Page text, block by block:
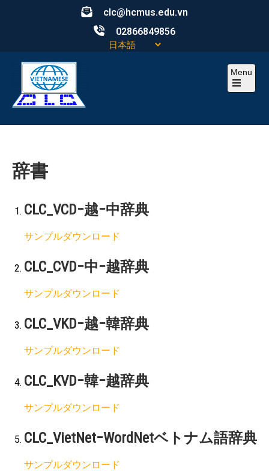
clc@hcmus.edu.vn
02866849856
CLC
Menu
Open
辞書
CLC_VCD−越−中辞典
サンプルダウンロード
CLC_CVD−中−越辞典
サンプルダウンロード
CLC_VKD−越−韓辞典
サンプルダウンロード
CLC_KVD−韓−越辞典
サンプルダウンロード
CLC_VietNet−WordNetベトナム語辞典
サンプルダウンロード